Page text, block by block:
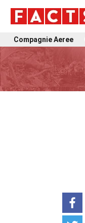
Compagnie Aeree